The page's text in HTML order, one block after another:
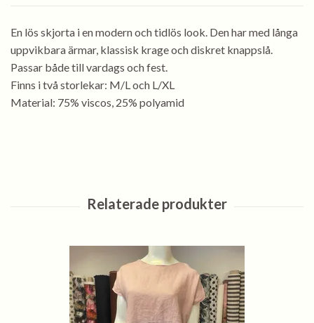
En lös skjorta i en modern och tidlös look. Den har med långa
uppvikbara ärmar, klassisk krage och diskret knappslå.
Passar både till vardags och fest.
Finns i två storlekar: M/L och L/XL
Material: 75% viscos, 25% polyamid